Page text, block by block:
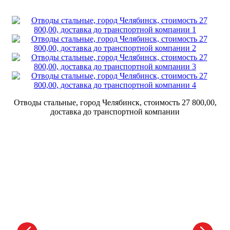
Отводы стальные, город Челябинск, стоимость 27 800,00,
доставка до транспортной компании